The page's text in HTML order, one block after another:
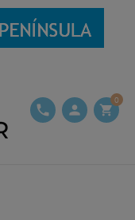
phone person shopping_cart
0